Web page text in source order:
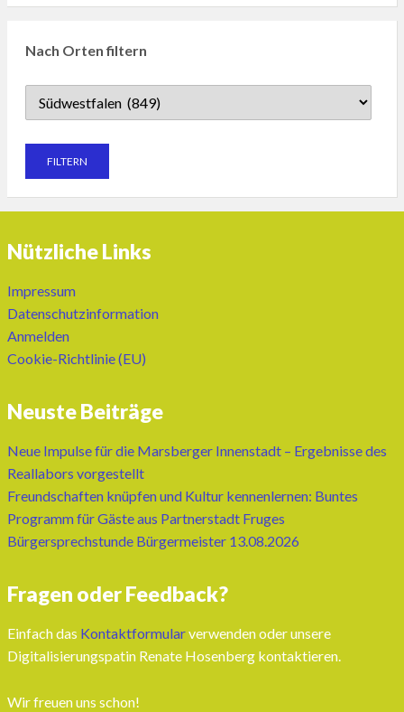
Nach Orten filtern
Nützliche Links
Impressum
Datenschutzinformation
Anmelden
Cookie-Richtlinie (EU)
Neuste Beiträge
Neue Impulse für die Marsberger Innenstadt – Ergebnisse des
Reallabors vorgestellt
Freundschaften knüpfen und Kultur kennenlernen: Buntes
Programm für Gäste aus Partnerstadt Fruges
Bürgersprechstunde Bürgermeister 13.08.2026
Fragen oder Feedback?
Einfach das Kontaktformularverwenden oder unsere
Digitalisierungspatin Renate Hosenberg kontaktieren.
Wir freuen uns schon!